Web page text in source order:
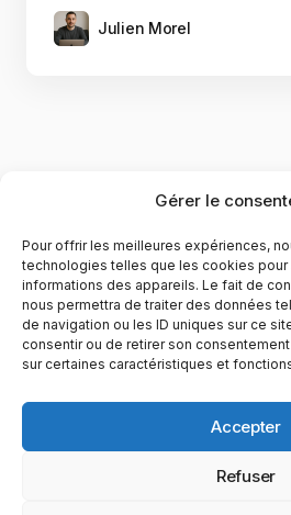
Gérer le
Pour offrir les meilleures expériences,
technologies telles que les cookies
informations des appareils. Le fait de
nous permettra de traiter des données
de navigation ou les ID uniques sur ce
consentir ou de retirer son
sur certaines caractéristiques et
Accepter
Refuser
Julien Morel
YubiGeek est un média français
technologies, à la culture geek et au
actualités, guides, tests et analyses
du web, du gaming et de la